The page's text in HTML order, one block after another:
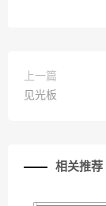
上一篇
见光板
相关推荐